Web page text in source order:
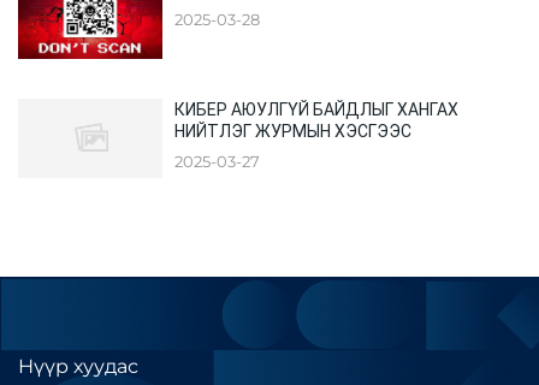
2025-03-28
КИБЕР АЮУЛГҮЙ БАЙДЛЫГ ХАНГАХ
НИЙТЛЭГ ЖУРМЫН ХЭСГЭЭС
2025-03-27
Нүүр хуудас